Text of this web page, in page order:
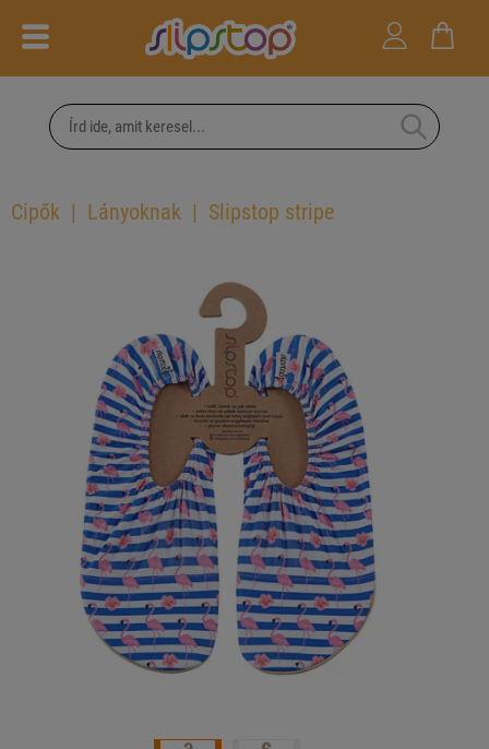
Cipők Lányoknak Slipstop stripe